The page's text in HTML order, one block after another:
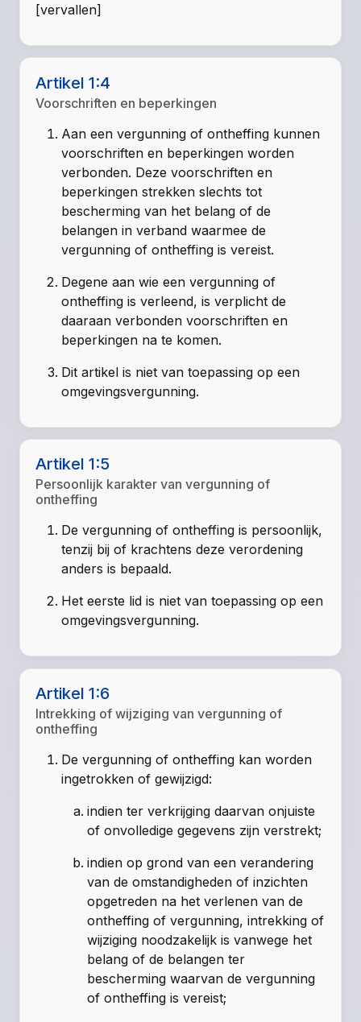
[vervallen]
Artikel 1:4
Voorschriften en beperkingen
Aan een vergunning of ontheffing kunnen
voorschriften en beperkingen worden
verbonden. Deze voorschriften en
beperkingen strekken slechts tot
bescherming van het belang of de
belangen in verband waarmee de
vergunning of ontheffing is vereist.
Degene aan wie een vergunning of
ontheffing is verleend, is verplicht de
daaraan verbonden voorschriften en
beperkingen na te komen.
Dit artikel is niet van toepassing op een
omgevingsvergunning.
Artikel 1:5
Persoonlijk karakter van vergunning of
ontheffing
De vergunning of ontheffing is persoonlijk,
tenzij bij of krachtens deze verordening
anders is bepaald.
Het eerste lid is niet van toepassing op een
omgevingsvergunning.
Artikel 1:6
Intrekking of wijziging van vergunning of
ontheffing
De vergunning of ontheffing kan worden
ingetrokken of gewijzigd:
indien ter verkrijging daarvan onjuiste
of onvolledige gegevens zijn verstrekt;
indien op grond van een verandering
van de omstandigheden of inzichten
opgetreden na het verlenen van de
ontheffing of vergunning, intrekking of
wijziging noodzakelijk is vanwege het
belang of de belangen ter
bescherming waarvan de vergunning
of ontheffing is vereist;